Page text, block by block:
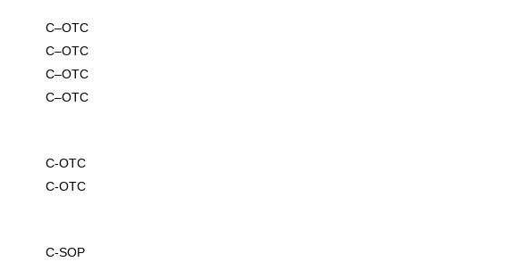
C–OTC
C–OTC
C–OTC
C–OTC
C-OTC
C-OTC
C-SOP